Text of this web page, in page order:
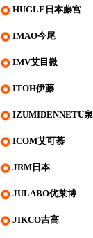
HUGLE日本藤宫
IMAO今尾
IMV艾目微
ITOH伊藤
IZUMIDENNETU
ICOM艾可慕
JRM日本
JULABO优莱博
JIKCO吉高